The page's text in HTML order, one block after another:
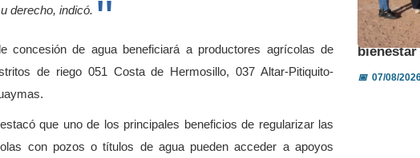
derecho, indicó.
concesión de agua beneficiará a productores agrícolas de
de riego 051 Costa de Hermosillo, 037 Altar-Pitiquito-
que uno de los principales beneficios de regularizar las
con pozos o títulos de agua pueden acceder a apoyos
Angélica
bienestar
📅07/08/